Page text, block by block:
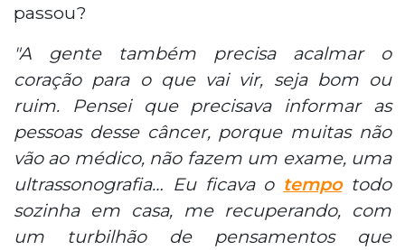
passou?
"A gente também precisa acalmar o
coração para o que vai vir, seja bom ou
ruim. Pensei que precisava informar as
pessoas desse câncer, porque muitas não
vão ao médico, não fazem um exame, uma
ultrassonografia… Eu ficava o tempotodo
sozinha em casa, me recuperando, com
um turbilhão de pensamentos que